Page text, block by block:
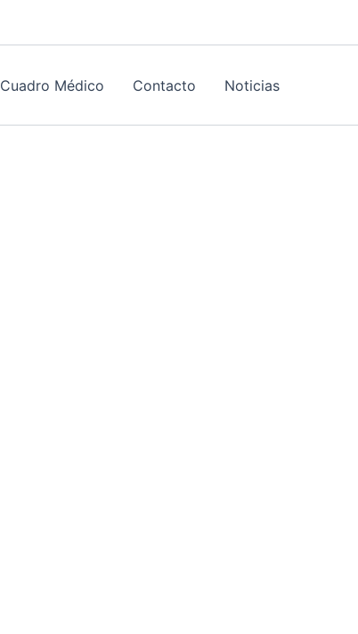
Cuadro Médico Contacto Noticias